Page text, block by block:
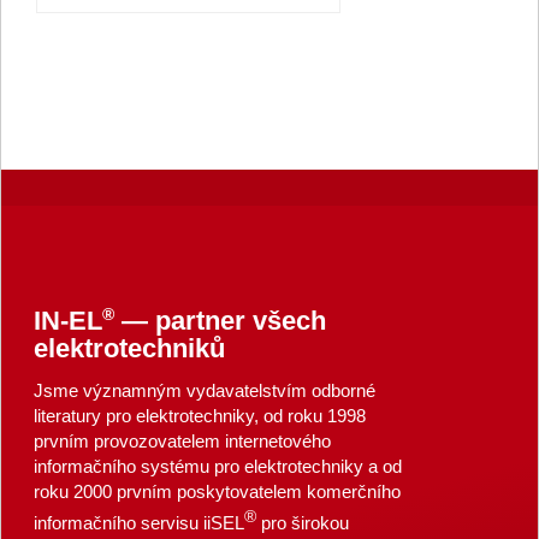
IN-EL®— partner všech
elektrotechniků
Jsme významným vydavatelstvím odborné
literatury pro elektrotechniky, od roku 1998
prvním provozovatelem internetového
informačního systému pro elektrotechniky a od
roku 2000 prvním poskytovatelem komerčního
informačního servisu iiSEL®pro širokou